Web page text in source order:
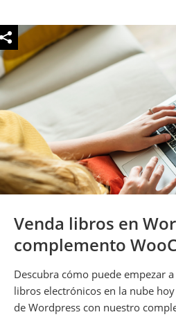
Venda libros en
complemento
Descubra cómo puede empezar
libros electrónicos en la nube
de Wordpress con nuestro